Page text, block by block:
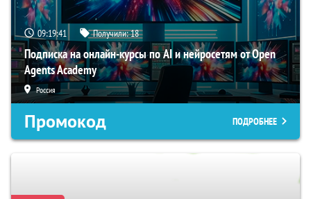
09:19:40 Получили:18
Подписка на онлайн-курсы по AI и нейросетям от Open
Agents Academy
Россия
Промокод ПОДРОБНЕЕ